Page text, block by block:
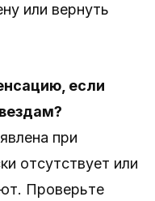
или вернуть
если
при
отсутствует или
Проверьте